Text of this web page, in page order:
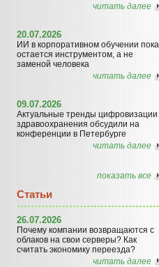
читать далее
20.07.2026
ИИ в корпоративном обучении пока
остается инструментом, а не
заменой человека
читать далее
09.07.2026
Актуальные тренды цифровизации
здравоохранения обсудили на
конференции в Петербурге
читать далее
показать все
Статьи
26.07.2026
Почему компании возвращаются с
облаков на свои серверы? Как
считать экономику переезда?
читать далее